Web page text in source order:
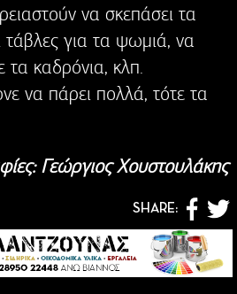
να σκεπάσει τα
τάβλες για τα ψωμιά, να
τα καδρόνια, κλπ.
να πάρει πολλά, τότε τα
Γεώργιος Χουστουλάκης
SHARE: